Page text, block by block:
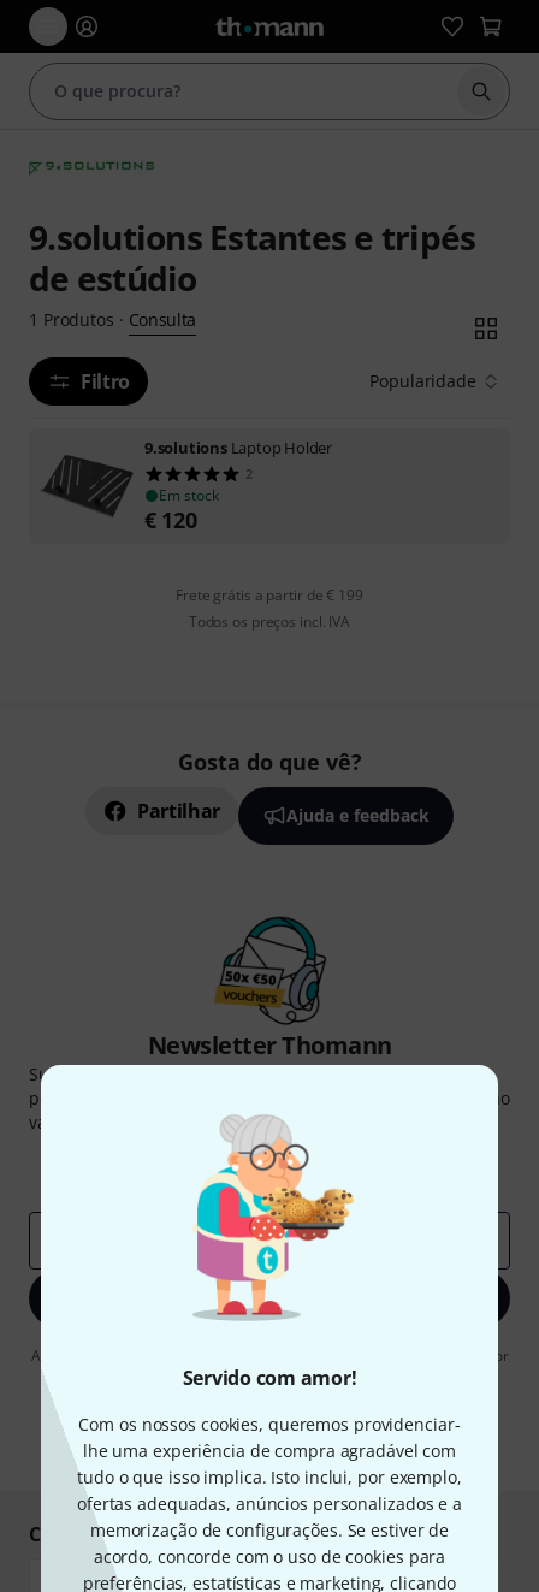
Servido com amor!
Com os nossos cookies, queremos providenciar-
lhe uma experiência de compra agradável com
tudo o que isso implica. Isto inclui, por exemplo,
ofertas adequadas, anúncios personalizados e a
memorização de configurações. Se estiver de
acordo, concorde com o uso de cookies para
preferências, estatísticas e marketing, clicando
Iniciar
9.solutions Estantes e tripés
de estúdio
1 Produtos · Consulta
Filtro Popularidade
9.solutions Laptop Holder
2
Em stock
€ 120
Frete grátis a partir de € 199
Todos os preços incl. IVA
Gosta do que vê?
Partilhar Ajuda e feedback
Newsletter Thomann
Subscreva a Newsletter da Thomann em inglês e com um
pouco de sorte você poderá ganhar um dos
no
valor de
Contribuições inspiradoras
Insights da Thomann
Endereço de e-mail*
Inscreva-se agora
Ao clicar em "Inscreva-se agora", concordo em receber publicidade por
e-mail. Posso cancelar a assinatura a qualquer momento. Você pode
encontrar mais informações sobre a newsletter na nossa
proteção de dados
* Requeridos
Compre e pague em segurança